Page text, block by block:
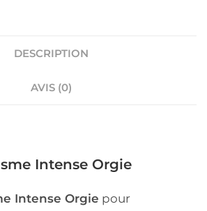
DESCRIPTION
AVIS (0)
Intense Orgie
Intense Orgie pour